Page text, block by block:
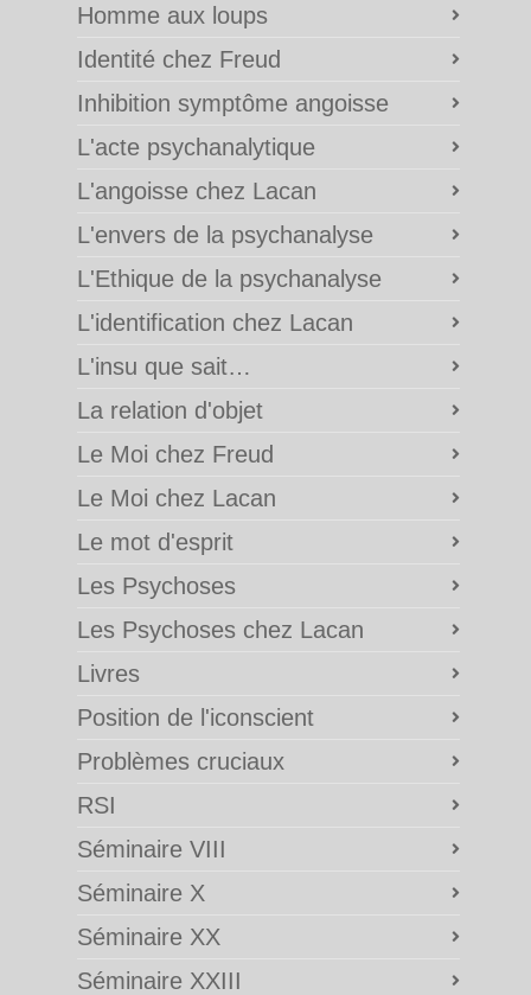
Homme aux loups
Identité chez Freud
Inhibition symptôme angoisse
L'acte psychanalytique
L'angoisse chez Lacan
L'envers de la psychanalyse
L'Ethique de la psychanalyse
L'identification chez Lacan
L'insu que sait…
La relation d'objet
Le Moi chez Freud
Le Moi chez Lacan
Le mot d'esprit
Les Psychoses
Les Psychoses chez Lacan
Livres
Position de l'iconscient
Problèmes cruciaux
RSI
Séminaire VIII
Séminaire X
Séminaire XX
Séminaire XXIII